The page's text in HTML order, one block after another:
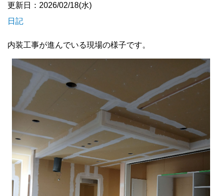
更新日：2026/02/18(水)
日記
内装工事が進んでいる現場の様子です。